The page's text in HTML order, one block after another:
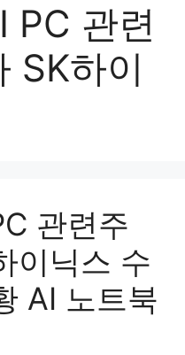
PC 관련
SK하이
관련주
이닉스 수
AI 노트북